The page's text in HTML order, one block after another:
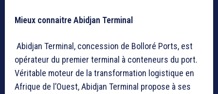
Mieux connaitre Abidjan Terminal
Abidjan Terminal, concession de Bolloré Ports, est
opérateur du premier terminal à conteneurs du port.
Véritable moteur de la transformation logistique en
Afrique de l’Ouest, Abidjan Terminal propose à ses